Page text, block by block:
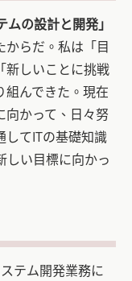
ムの設計と開発」
からだ。私は「目
新しいことに挑戦
組んできた。現在
向かって、日々努
してITの基礎知識
しい目標に向かっ
テム開発業務に